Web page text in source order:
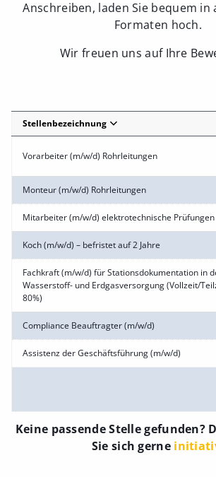
Anschreiben, laden Sie bequem in
Formaten hoch.
Wir freuen uns auf Ihre
Stellenbezeichnung
Vorarbeiter (m/w/d) Rohrleitungen
Monteur (m/w/d) Rohrleitungen
Mitarbeiter (m/w/d) elektrotechnische Prüfungen
Koch (m/w/d) – befristet auf 2 Jahre
Fachkraft (m/w/d) für Stationsdokumentation in
Wasserstoff- und Erdgasversorgung (Vollzeit/
80%)
Compliance Beauftragter (m/w/d)
Assistenz der Geschäftsführung (m/w/d)
Keine passende Stelle gefunden?
Sie sich gerne